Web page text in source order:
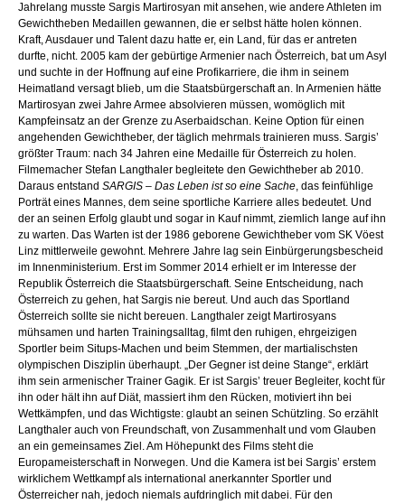
Jahrelang musste Sargis Martirosyan mit ansehen, wie andere Athleten im
Gewichtheben Medaillen gewannen, die er selbst hätte holen können.
Kraft, Ausdauer und Talent dazu hatte er, ein Land, für das er antreten
durfte, nicht. 2005 kam der gebürtige Armenier nach Österreich, bat um Asyl
und suchte in der Hoffnung auf eine Profikarriere, die ihm in seinem
Heimatland versagt blieb, um die Staatsbürgerschaft an. In Armenien hätte
Martirosyan zwei Jahre Armee absolvieren müssen, womöglich mit
Kampfeinsatz an der Grenze zu Aserbaidschan. Keine Option für einen
angehenden Gewichtheber, der täglich mehrmals trainieren muss. Sargis’
größter Traum: nach 34 Jahren eine Medaille für Österreich zu holen.
Filmemacher Stefan Langthaler begleitete den Gewichtheber ab 2010.
Daraus entstand SARGIS – Das Leben ist so eine Sache, das feinfühlige
Porträt eines Mannes, dem seine sportliche Karriere alles bedeutet. Und
der an seinen Erfolg glaubt und sogar in Kauf nimmt, ziemlich lange auf ihn
zu warten. Das Warten ist der 1986 geborene Gewichtheber vom SK Vöest
Linz mittlerweile gewohnt. Mehrere Jahre lag sein Einbürgerungsbescheid
im Innenministerium. Erst im Sommer 2014 erhielt er im Interesse der
Republik Österreich die Staatsbürgerschaft. Seine Entscheidung, nach
Österreich zu gehen, hat Sargis nie bereut. Und auch das Sportland
Österreich sollte sie nicht bereuen. Langthaler zeigt Martirosyans
mühsamen und harten Trainingsalltag, filmt den ruhigen, ehrgeizigen
Sportler beim Situps-Machen und beim Stemmen, der martialischsten
olympischen Disziplin überhaupt. „Der Gegner ist deine Stange“, erklärt
ihm sein armenischer Trainer Gagik. Er ist Sargis’ treuer Begleiter, kocht für
ihn oder hält ihn auf Diät, massiert ihm den Rücken, motiviert ihn bei
Wettkämpfen, und das Wichtigste: glaubt an seinen Schützling. So erzählt
Langthaler auch von Freundschaft, von Zusammenhalt und vom Glauben
an ein gemeinsames Ziel. Am Höhepunkt des Films steht die
Europameisterschaft in Norwegen. Und die Kamera ist bei Sargis’ erstem
wirklichem Wettkampf als international anerkannter Sportler und
Österreicher nah, jedoch niemals aufdringlich mit dabei. Für den